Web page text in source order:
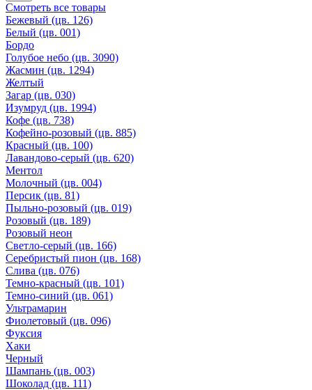
Смотреть все товары
Бежевый (цв. 126)
Белый (цв. 001)
Бордо
Голубое небо (цв. 3090)
Жасмин (цв. 1294)
Желтый
Загар (цв. 030)
Изумруд (цв. 1994)
Кофе (цв. 738)
Кофейно-розовый (цв. 885)
Красный (цв. 100)
Лавандово-серый (цв. 620)
Ментол
Молочный (цв. 004)
Персик (цв. 81)
Пыльно-розовый (цв. 019)
Розовый (цв. 189)
Розовый неон
Светло-серый (цв. 166)
Серебристый пион (цв. 168)
Слива (цв. 076)
Темно-красный (цв. 101)
Темно-синий (цв. 061)
Ультрамарин
Фиолетовый (цв. 096)
Фуксия
Хаки
Черный
Шампань (цв. 003)
Шоколад (цв. 111)